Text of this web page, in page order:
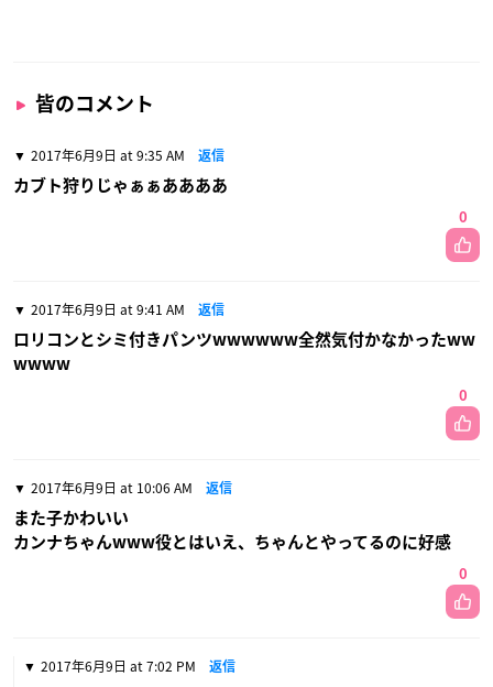
皆のコメント
2017年6月9日 at 9:35 AM 返信
カブト狩りじゃぁぁああああ
0
2017年6月9日 at 9:41 AM 返信
ロリコンとシミ付きパンツwwwwww全然気付かなかったww
wwww
0
2017年6月9日 at 10:06 AM 返信
また子かわいい
カンナちゃんwww役とはいえ、ちゃんとやってるのに好感
0
2017年6月9日 at 7:02 PM 返信